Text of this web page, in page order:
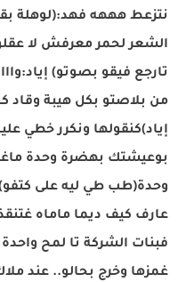
نتزعط هههه فهد:(لوهلة
الشعر لحمر معرفش لا
تارجع فيقو بصوتو)
من بلاصتو بكل هيبة
إياد)كنقولها ونكرر خطي
بوعيشتك بهضرة وحدة
وحدة(طب طي ليه على
عارف كيف ديما ماماه
فبنات الشركة تا لمح